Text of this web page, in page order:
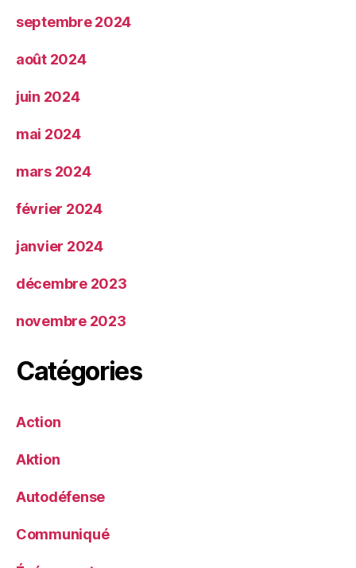
septembre 2024
août 2024
juin 2024
mai 2024
mars 2024
février 2024
janvier 2024
décembre 2023
novembre 2023
Catégories
Action
Aktion
Autodéfense
Communiqué